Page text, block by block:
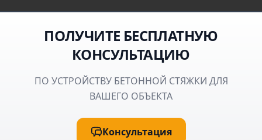
ПОЛУЧИТЕ БЕСПЛАТНУЮ
КОНСУЛЬТАЦИЮ
ПО УСТРОЙСТВУ БЕТОННОЙ СТЯЖКИ ДЛЯ
ВАШЕГО ОБЪЕКТА
Консультация